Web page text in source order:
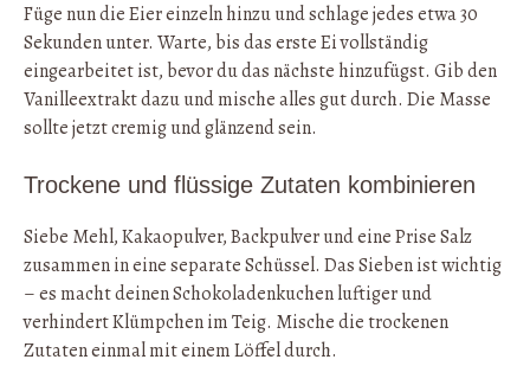
Füge nun die Eier einzeln hinzu und schlage jedes etwa 30
Sekunden unter. Warte, bis das erste Ei vollständig
eingearbeitet ist, bevor du das nächste hinzufügst. Gib den
Vanilleextrakt dazu und mische alles gut durch. Die Masse
sollte jetzt cremig und glänzend sein.
Trockene und flüssige Zutaten kombinieren
Siebe Mehl, Kakaopulver, Backpulver und eine Prise Salz
zusammen in eine separate Schüssel. Das Sieben ist wichtig
– es macht deinen Schokoladenkuchen luftiger und
verhindert Klümpchen im Teig. Mische die trockenen
Zutaten einmal mit einem Löffel durch.